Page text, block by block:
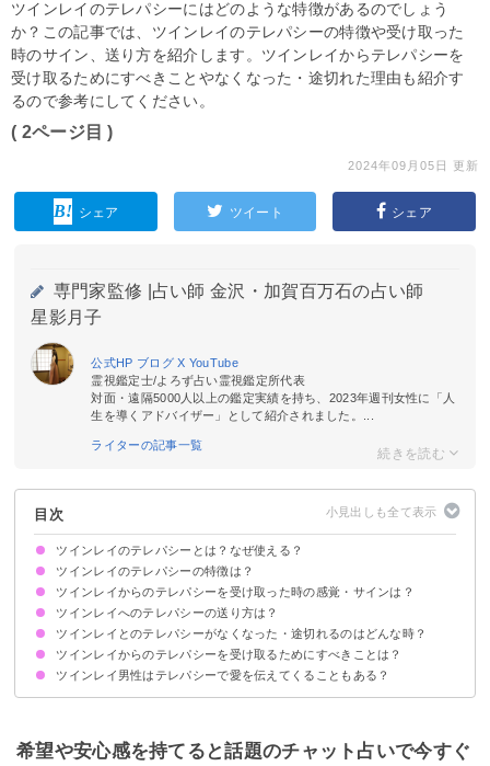
ツインレイのテレパシーにはどのような特徴があるのでしょう
か？この記事では、ツインレイのテレパシーの特徴や受け取った
時のサイン、送り方を紹介します。ツインレイからテレパシーを
受け取るためにすべきことやなくなった・途切れた理由も紹介す
るので参考にしてください。
( 2ページ目 )
2024年09月05日 更新
シェア ツイート シェア
専門家監修 | 占い師 金沢・加賀百万石の占い師
星影月子
公式HP ブログX YouTube
霊視鑑定士/よろず占い霊視鑑定所代表
対面・遠隔5000人以上の鑑定実績を持ち、2023年週刊女性に「人
生を導くアドバイザー」として紹介されました。...
ライターの記事一覧
目次
ツインレイのテレパシーとは？なぜ使える？
テレパシーとは相手の考え・感情が直接伝わってくること
同じ魂の片割れであるツインレイはテレパシーが使える
ツインレイのテレパシーの特徴は？
互いの感情がわかる
テレパシーの力は関係性で違う
ツインレイ同士で嘘が隠せなくなる
いつもそばにいる感じがする
お互いの愛情を確かめられる
ツインレイからのテレパシーを受け取った時の感覚・サインは？
耳鳴りがする
唇に違和感がある
寒気・動悸がする
しびれを感じる
相手の声が聞こえる
体の一部に痛みを感じる
相手の匂いを感じる
キスしたい衝動に駆られる
自然に涙が出る
相手のリアルな夢を見る
ツインレイへのテレパシーの送り方は？
①相手のこと・送りたい気持ちをイメージする
②チャクラを解放する
③会話をするかのように相手に伝える
ツインレイとのテレパシーがなくなった・途切れるのはどんな時？
リラックスできていない
慌ただしい生活を送っている
サイレント期間
ツインレイからのテレパシーを受け取るためにすべきことは？
リラックスした状態を作る
波動を上げる
ツインレイ男性はテレパシーで愛を伝えてくることもある？
希望や安心感を持てると話題のチャット占いで今すぐ